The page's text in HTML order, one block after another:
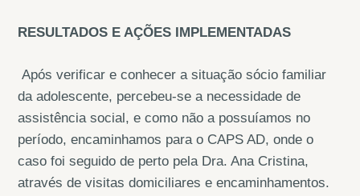
RESULTADOS E AÇÕES IMPLEMENTADAS
Após verificar e conhecer a situação sócio familiar
da adolescente, percebeu-se a necessidade de
assistência social, e como não a possuíamos no
período, encaminhamos para o CAPS AD, onde o
caso foi seguido de perto pela Dra. Ana Cristina,
através de visitas domiciliares e encaminhamentos.